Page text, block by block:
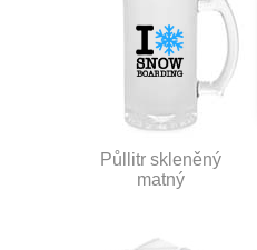
Půllitr skleněný
matný